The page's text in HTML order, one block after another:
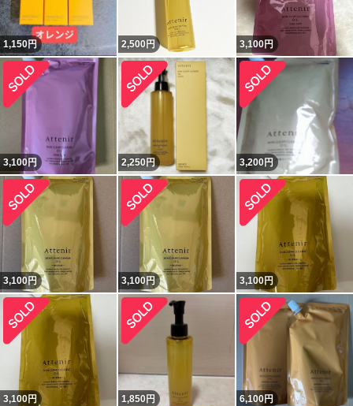
1,150円 2,500 円 3,100円
3,100円 2,250円 3,200円
3,100円 3,100円 3,100円
3,100円 1,850円 6,100円